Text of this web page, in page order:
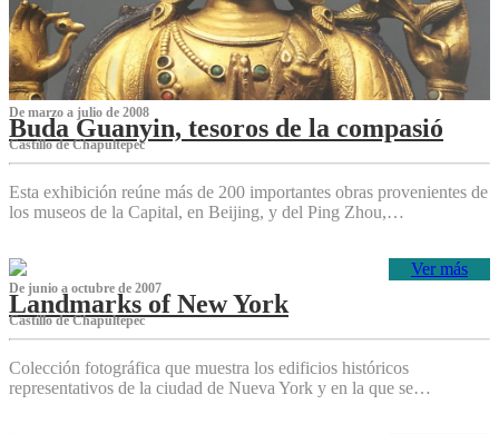
De marzo a julio de 2008
Buda Guanyin, tesoros de la compasió
Castillo de Chapultepec
Esta exhibición reúne más de 200 importantes obras provenientes de
los museos de la Capital, en Beijing, y del Ping Zhou,…
Ver más
De junio a octubre de 2007
Landmarks of New York
Castillo de Chapultepec
Colección fotográfica que muestra los edificios históricos
representativos de la ciudad de Nueva York y en la que se…